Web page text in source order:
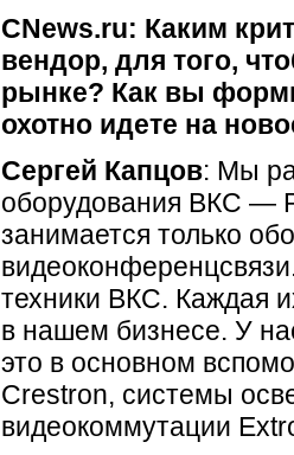
CNews.ru: Каким
вендор, для того,
рынке? Как вы
охотно идете на
Сергей Капцов: Мы
оборудования ВКС —
занимается только
техники ВКС. Каждая
в нашем бизнесе. У
это в основном
Crestron, системы
видеокоммутации